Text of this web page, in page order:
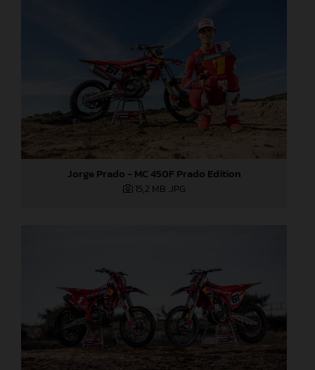
Jorge Prado - MC 450F Prado Edition
15,2 MB .JPG